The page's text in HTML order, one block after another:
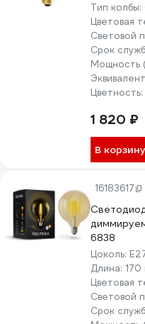
Тип колбы:
Цветовая
Световой
Срок
Мощность
Цветность:
1 820 ₽
В корзину
16183617
6838
Цоколь:
Длина:
Цветовая
Световой
Срок